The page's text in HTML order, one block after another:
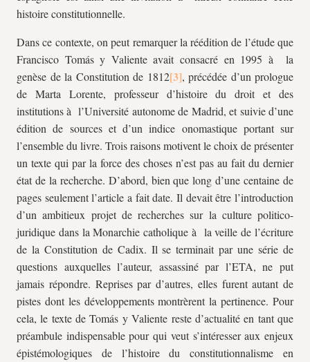
histoire constitutionnelle.
Dans ce contexte, on peut remarquer la réédition de l’étude que
Francisco Tomás y Valiente avait consacré en 1995 à la
genèse de la Constitution de 1812
, précédée d’un prologue
de Marta Lorente, professeur d’histoire du droit et des
institutions à l’Université autonome de Madrid, et suivie d’une
édition de sources et d’un indice onomastique portant sur
l’ensemble du livre. Trois raisons motivent le choix de présenter
un texte qui par la force des choses n’est pas au fait du dernier
état de la recherche. D’abord, bien que long d’une centaine de
pages seulement l’article a fait date. Il devait être l’introduction
d’un ambitieux projet de recherches sur la culture politico-
juridique dans la Monarchie catholique à la veille de l’écriture
de la Constitution de Cadix. Il se terminait par une série de
questions auxquelles l’auteur, assassiné par l’ETA, ne put
jamais répondre. Reprises par d’autres, elles furent autant de
pistes dont les développements montrèrent la pertinence. Pour
cela, le texte de Tomás y Valiente reste d’actualité en tant que
préambule indispensable pour qui veut s’intéresser aux enjeux
épistémologiques de l’histoire du constitutionnalisme en